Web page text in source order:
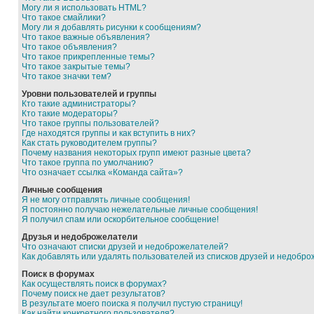
Могу ли я использовать HTML?
Что такое смайлики?
Могу ли я добавлять рисунки к сообщениям?
Что такое важные объявления?
Что такое объявления?
Что такое прикрепленные темы?
Что такое закрытые темы?
Что такое значки тем?
Уровни пользователей и группы
Кто такие администраторы?
Кто такие модераторы?
Что такое группы пользователей?
Где находятся группы и как вступить в них?
Как стать руководителем группы?
Почему названия некоторых групп имеют разные цвета?
Что такое группа по умолчанию?
Что означает ссылка «Команда сайта»?
Личные сообщения
Я не могу отправлять личные сообщения!
Я постоянно получаю нежелательные личные сообщения!
Я получил спам или оскорбительное сообщение!
Друзья и недоброжелатели
Что означают списки друзей и недоброжелателей?
Как добавлять или удалять пользователей из списков друзей и
Поиск в форумах
Как осуществлять поиск в форумах?
Почему поиск не дает результатов?
В результате моего поиска я получил пустую страницу!